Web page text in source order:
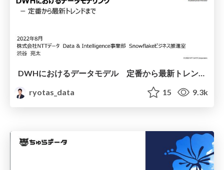
ryotas_data
15 9.3k